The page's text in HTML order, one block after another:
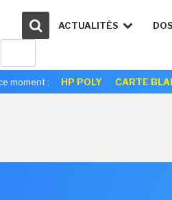
ACTUALITÉS
moment : HP POLY CARTE